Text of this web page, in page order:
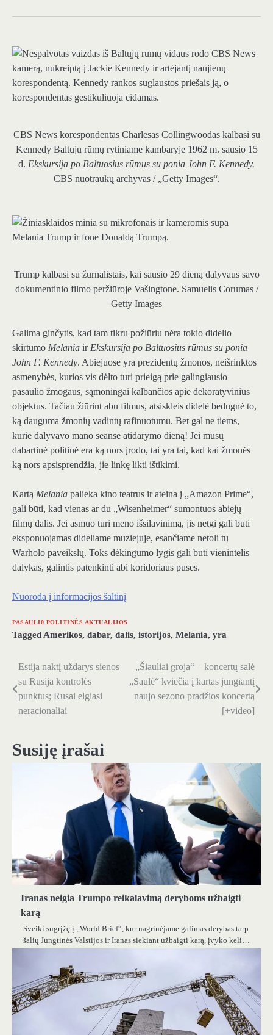
CBS News korespondentas Charlesas Collingwoodas kalbasi su
Kennedy Baltųjų rūmų rytiniame kambaryje 1962 m. sausio 15
d. Ekskursija po Baltuosius rūmus su ponia John F. Kennedy.
CBS nuotraukų archyvas / „Getty Images“.
Trump kalbasi su žurnalistais, kai sausio 29 dieną dalyvaus savo
dokumentinio filmo peržiūroje Vašingtone. Samuelis Corumas /
Getty Images
Galima ginčytis, kad tam tikru požiūriu nėra tokio didelio
skirtumo Melania ir Ekskursija po Baltuosius rūmus su ponia
John F. Kennedy. Abiejuose yra prezidentų žmonos, neišrinktos
asmenybės, kurios vis dėlto turi prieigą prie galingiausio
pasaulio žmogaus, sąmoningai kalbančios apie dekoratyvinius
objektus. Tačiau žiūrint abu filmus, atsiskleis didelė bedugnė to,
ką dauguma žmonių vadintų rafinuotumu. Bet gal ne tiems,
kurie dalyvavo mano seanse atidarymo dieną! Jei mūsų
dabartinė politinė era ką nors įrodo, tai yra tai, kad kai žmonės
ką nors apsisprendžia, jie linkę likti ištikimi.
Kartą Melania palieka kino teatrus ir ateina į „Amazon Prime“,
gali būti, kad vienas ar du „Wisenheimer“ sumontuos abiejų
filmų dalis. Jei asmuo turi meno išsilavinimą, jis netgi gali būti
eksponuojamas dideliame muziejuje, esančiame netoli tų
Warholo paveikslų. Toks dėkingumo lygis gali būti vienintelis
dalykas, galintis patenkinti abi koridoriaus puses.
Nuoroda į informacijos šaltinį
PASAULI0 POLITINĖS AKTUALIJOS
Tagged Amerikos, dabar, dalis, istorijos, Melania, yra
Navigacija
tarp
įrašų
Estija naktį uždarys sienos
su Rusija kontrolės
punktus; Rusai elgiasi
neracionaliai
„Šiauliai groja“ – koncertų salė
„Saulė“ kviečia į kartas jungiantį
naujo sezono pradžios koncertą
[+video]
Susiję įrašai
Iranas neigia Trumpo reikalavimą deryboms užbaigti
karą
Sveiki sugrįžę į „World Brief“, kur nagrinėjame galimas derybas tarp
šalių Jungtinės Valstijos ir Iranas siekiant užbaigti karą, įvyko keli…